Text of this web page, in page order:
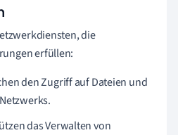
die
erfüllen:
den Zugriff auf Dateien und
das Verwalten von